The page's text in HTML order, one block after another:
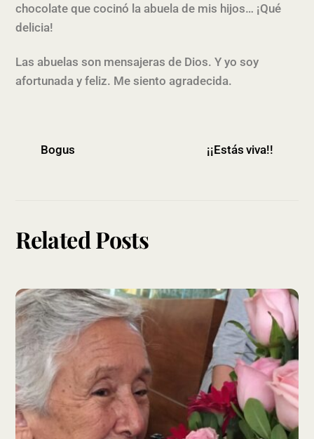
chocolate que cocinó la abuela de mis hijos… ¡Qué
delicia!
Las abuelas son mensajeras de Dios. Y yo soy
afortunada y feliz. Me siento agradecida.
Bogus ¡¡Estás viva!!
Related Posts